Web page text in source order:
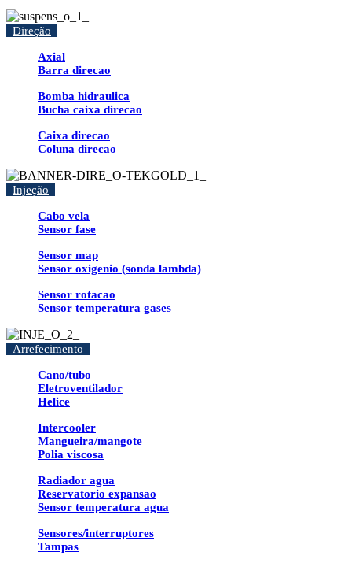
Direção
Axial
Barra direcao
Bomba hidraulica
Bucha caixa direcao
Caixa direcao
Coluna direcao
Injeção
Cabo vela
Sensor fase
Sensor map
Sensor oxigenio (sonda lambda)
Sensor rotacao
Sensor temperatura gases
Arrefecimento
Cano/tubo
Eletroventilador
Helice
Intercooler
Mangueira/mangote
Polia viscosa
Radiador agua
Reservatorio expansao
Sensor temperatura agua
Sensores/interruptores
Tampas